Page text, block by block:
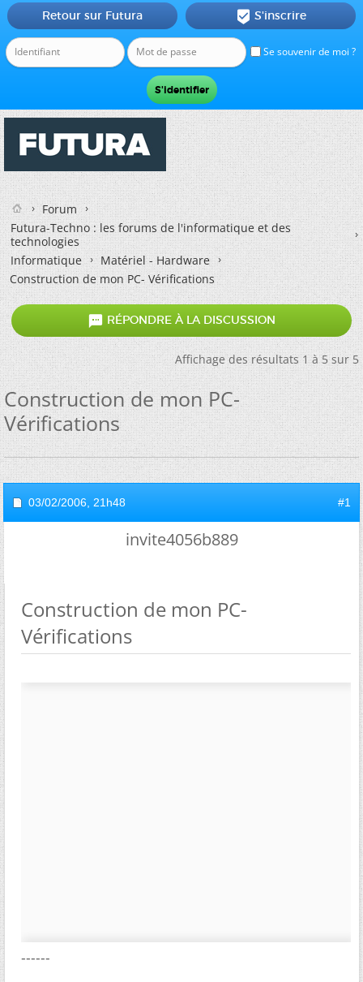
Se souvenir de moi ?
Retour sur Futura  S'inscrire
Forum
Futura-Techno : les forums de l'informatique et des
technologies
Informatique
Matériel - Hardware
Construction de mon PC- Vérifications
 RÉPONDRE À LA DISCUSSION
Affichage des résultats 1 à 5 sur 5
Construction de mon PC-
Vérifications
03/02/2006, 21h48 #1
invite4056b889
Construction de mon PC-
Vérifications
------